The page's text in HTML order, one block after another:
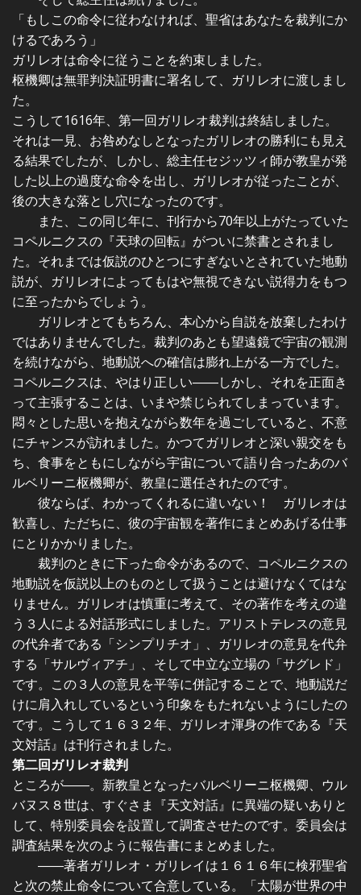
「もしこの命令に従わなければ、聖省はあなたを裁判にか
けるであろう」
ガリレオは命令に従うことを約束しました。
枢機卿は無罪判決証明書に署名して、ガリレオに渡しまし
た。
こうして1616年、第一回ガリレオ裁判は終結しました。
それは一見、お咎めなしとなったガリレオの勝利にも見え
る結果でしたが、しかし、総主任セジッツィ師が教皇が発
した以上の過度な命令を出し、ガリレオが従ったことが、
後の大きな落とし穴になったのです。
また、この同じ年に、刊行から70年以上がたっていた
コペルニクスの『天球の回転』がついに禁書とされまし
た。それまでは仮説のひとつにすぎないとされていた地動
説が、ガリレオによってもはや無視できない説得力をもつ
に至ったからでしょう。
ガリレオとてもちろん、本心から自説を放棄したわけ
ではありませんでした。裁判のあとも望遠鏡で宇宙の観測
を続けながら、地動説への確信は膨れ上がる一方でした。
コペルニクスは、やはり正しい――しかし、それを正面き
って主張することは、いまや禁じられてしまっています。
悶々とした思いを抱えながら数年を過ごしていると、不意
にチャンスが訪れました。かつてガリレオと深い親交をも
ち、食事をともにしながら宇宙について語り合ったあのバ
ルベリーニ枢機卿が、教皇に選任されたのです。
彼ならば、わかってくれるに違いない！ ガリレオは
歓喜し、ただちに、彼の宇宙観を著作にまとめあげる仕事
にとりかかりました。
裁判のときに下った命令があるので、コペルニクスの
地動説を仮説以上のものとして扱うことは避けなくてはな
りません。ガリレオは慎重に考えて、その著作を考えの違
う３人による対話形式にしました。アリストテレスの意見
の代弁者である「シンプリチオ」、ガリレオの意見を代弁
する「サルヴィアチ」、そして中立な立場の「サグレド」
です。この３人の意見を平等に併記することで、地動説だ
けに肩入れしているという印象をもたれないようにしたの
です。こうして１６３２年、ガリレオ渾身の作である『天
文対話』は刊行されました。
第二回ガリレオ裁判
ところが――。新教皇となったバルベリーニ枢機卿、ウル
バヌス８世は、すぐさま『天文対話』に異端の疑いありと
して、特別委員会を設置して調査させたのです。委員会は
調査結果を次のように報告書にまとめました。
――著者ガリレオ・ガリレイは１６１６年に検邪聖省
と次の禁止命令について合意している。「太陽が世界の中